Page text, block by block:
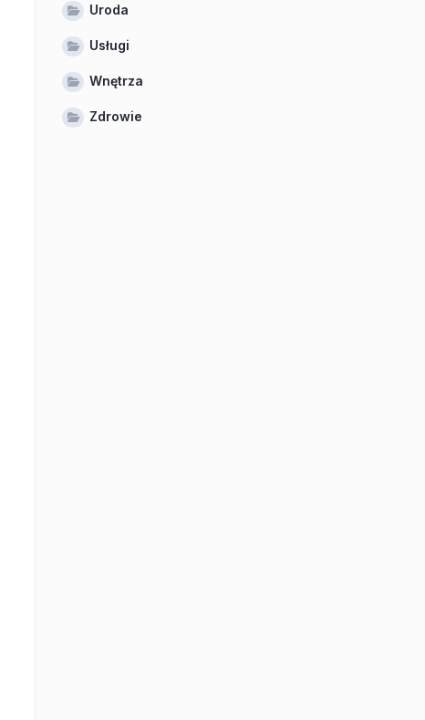
Uroda
Usługi
Wnętrza
Zdrowie